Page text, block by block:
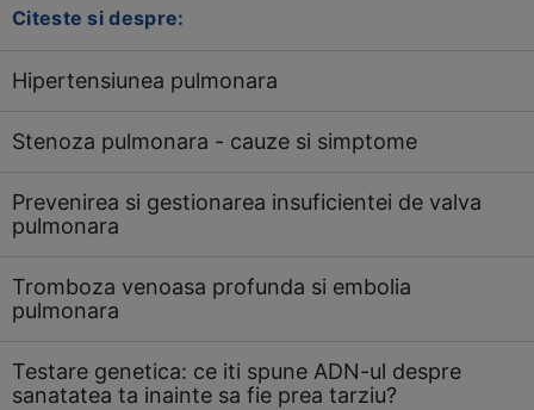
Citeste si despre:
Hipertensiunea pulmonara
Stenoza pulmonara - cauze si simptome
Prevenirea si gestionarea insuficientei de valva
pulmonara
Tromboza venoasa profunda si embolia
pulmonara
Testare genetica: ce iti spune ADN-ul despre
sanatatea ta inainte sa fie prea tarziu?